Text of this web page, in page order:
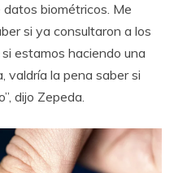
datos biométricos. Me
si ya consultaron a los
estamos haciendo una
valdría la pena saber si
dijo Zepeda.